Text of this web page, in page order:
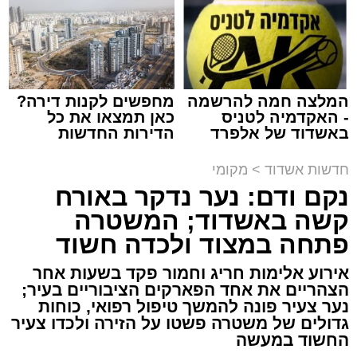
צילום: מני בן ארוש
מערכת האתר / 10:44 06.08.26
תגים:זיהום, אשדוד,
מאחורי חומות הבטון והמנופים של השער הימי
המרכזי בישראל מתנהלת פעילות ענפה.
שמפרסמת חברת נמל אשדוד חושף את התנהלות
החברה במהלך שנה מאתגרת, שהתאפיינה
במעבר הדרגתי ממציאות חירום מתמשכת
להתייצבות זהירה – לצד קשיים ביטחוניים,
המלצה חמה להרשמה
- האקדמיה לטניס
באשדוד של אלפרד
מחפשים לקנות דירה?
כאן תמצאו את כל
הדירות החדשות
חדשות אשדוד > מקומי
נקם ודם: נער נדקר באורח
קשה באשדוד; המשטרה
פתחה במצוד ולכדה חשוד
אירוע אלימות חריג וחמור פקד בשעות אחר
הצהריים את אחד הפארקים הציבוריים בעיר;
נער צעיר פונה להמשך טיפול רפואי, כוחות
גדולים של משטרה פשטו על הזירה ולכדו צעיר
החשוד במעשה